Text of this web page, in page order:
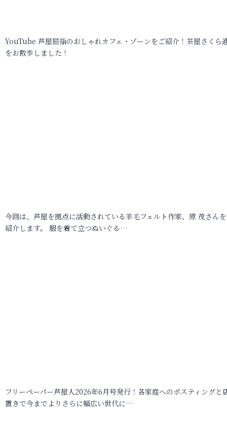
YouTube 芦屋屈指のおしゃれカフェ・ゾーンをご紹介！茶屋さくら
をお散歩しました！
今回は、芦屋を拠点に活動されている羊毛フェルト作家、原 茂さん
紹介します。 服を着て立つぬいぐる…
フリーペーパー芦屋人2026年6月号発行！各家庭へのポスティングと
置きで今までよりさらに幅広い世代に…